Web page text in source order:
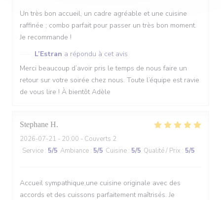
Un très bon accueil, un cadre agréable et une cuisine
raffinée ; combo parfait pour passer un très bon moment.
Je recommande !
L’Estran a répondu à cet avis
Merci beaucoup d’avoir pris le temps de nous faire un
retour sur votre soirée chez nous. Toute l’équipe est ravie
de vous lire ! À bientôt Adèle
Stephane H
2026-07-21 - 20:00 - Couverts 2
Service : 5/5 Ambiance : 5/5 Cuisine : 5/5 Qualité / Prix : 5/5
Accueil sympathique,une cuisine originale avec des
accords et des cuissons parfaitement maîtrisés. Je